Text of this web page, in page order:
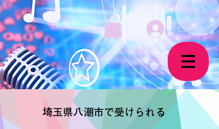
ログイン
埼玉県八潮市で受けられる